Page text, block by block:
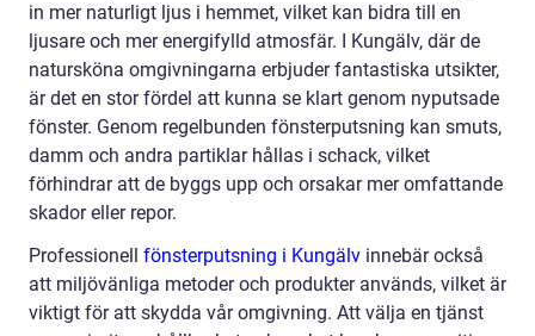
in mer naturligt ljus i hemmet, vilket kan bidra till en
ljusare och mer energifylld atmosfär. I Kungälv, där de
natursköna omgivningarna erbjuder fantastiska utsikter,
är det en stor fördel att kunna se klart genom nyputsade
fönster. Genom regelbunden fönsterputsning kan smuts,
damm och andra partiklar hållas i schack, vilket
förhindrar att de byggs upp och orsakar mer omfattande
skador eller repor.
Professionell fönsterputsning i Kungälv innebär också
att miljövänliga metoder och produkter används, vilket är
viktigt för att skydda vår omgivning. Att välja en tjänst